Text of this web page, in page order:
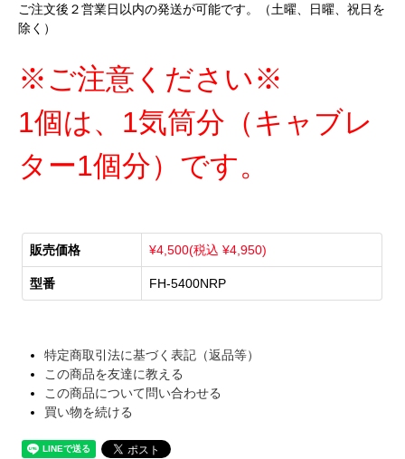
ご注文後２営業日以内の発送が可能です。（土曜、日曜、祝日を
除く）
※ご注意ください※
1個は、1気筒分（キャブレ
ター1個分）です。
販売価格 ¥4,500(税込 ¥4,950)
型番 FH-5400NRP
特定商取引法に基づく表記（返品等）
この商品を友達に教える
この商品について問い合わせる
買い物を続ける